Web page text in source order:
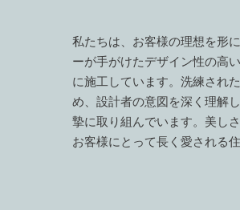
私たちは、お客様の理想を形
ーが手がけたデザイン性の高
に施工しています。洗練され
め、設計者の意図を深く理解
摯に取り組んでいます。美し
お客様にとって長く愛される